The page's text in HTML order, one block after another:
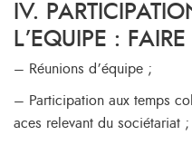
IV.
L’EQUIPE :
– Réunions d’équipe ;
– Participation aux temps
aces relevant du sociétariat ;